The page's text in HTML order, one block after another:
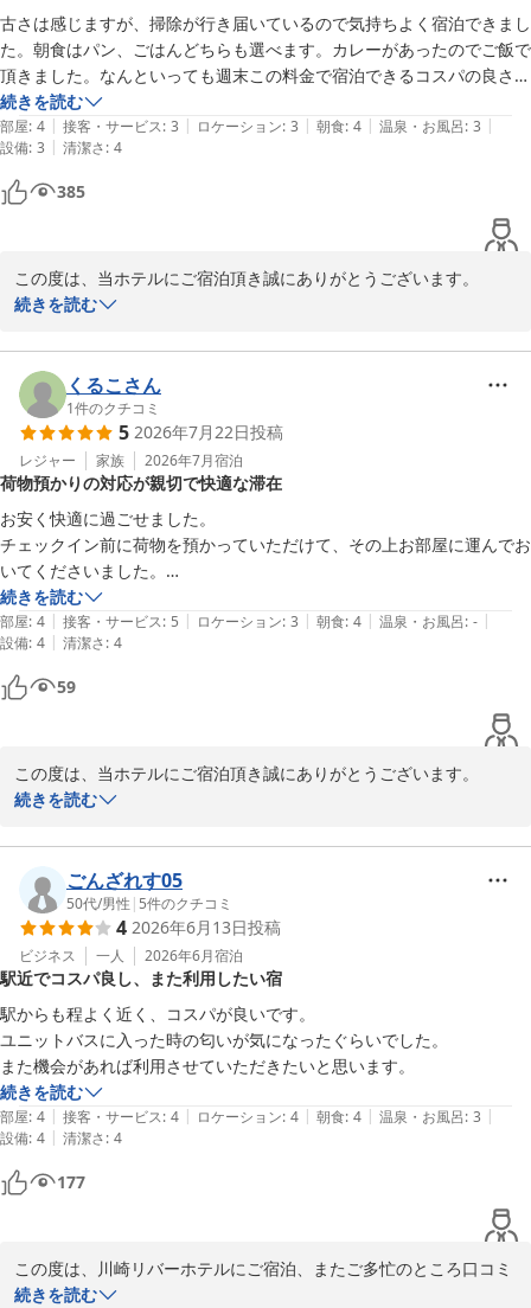
また、当スタッフに対してやサービスの朝食に関しましても有難い
お言葉を頂き、スタッフ一同喜んでおります。
これからも、お客様のご要望やご意見に沿った、サービスを提供し
て参りたいと思っています。
至らない点もあるかと思いますが、お客様の次のご来館を心よりお
2026-06-17
古さは感じますが、掃除が行き届いているので気持ちよく宿泊できまし
た。朝食はパン、ごはんどちらも選べます。カレーがあったのでご飯で
頂きました。なんといっても週末この料金で宿泊できるコスパの良さは
続きを読む
部屋: 4 | 接客・サービス: 3 | ロケーション: 3 | 朝食: 4 | 温泉・お風呂: 3 |
設備: 3 | 清潔さ: 4
385
この度は、当ホテルにご宿泊頂き誠にありがとうございます。
重ねて､口コミへのご投稿もありがとうございました。
お客様のご投稿を拝見し、快適にご宿泊された事、またコストパフ
ォーマンスが良いとの嬉しいお言葉を頂き、大変有難く思っており
ます。
これからも、リピートしたいとお客様に思って頂けるホテルを目指
し、スタッフ一同サービスの向上に努めて参ります。
お近くにお越しの際は、是非ともまた足をお運び下さい。
お客様のご来館を、心よりお待ちしております。
川崎リバーホテル
2026-05-11
続きを読む
くるこさん
1件のクチコミ
5 2026年7月22日投稿
レジャー 家族 2026年7月宿泊
荷物預かりの対応が親切で快適な滞在
お安く快適に過ごせました。
チェックイン前に荷物を預かっていただけて、その上お部屋に運んでお
いてくださいました。
ちょっと泊まるのに最適なホテルです。
またお願いします。
続きを読む
部屋: 4 | 接客・サービス: 5 | ロケーション: 3 | 朝食: 4 | 温泉・お風呂: - |
設備: 4 | 清潔さ: 4
59
この度は、当ホテルにご宿泊頂き誠にありがとうございます。
また、ご多忙中のところ口コミへのご投稿も重ねてお礼申し上げま
お客様が、ご滞在にご満足頂けたご様子を拝見し大変嬉しく存じま
す。
お客様に少しでも身軽にお楽しみ頂ける様に、お荷物のお預かりを
しております。
お役に立てたようで何よりでございます。
またお近くにお越しの際は、ぜひ足をお運び下さい。
お客様のご来館を、スタッフ一同心よりお待ちしております。
川崎リバーホテル
2026-07-23
続きを読む
ごんざれす05
50代/男性 | 5件のクチコミ
4 2026年6月13日投稿
ビジネス 一人 2026年6月宿泊
駅近でコスパ良し、また利用したい宿
駅からも程よく近く、コスパが良いです。
ユニットバスに入った時の匂いが気になったぐらいでした。
また機会があれば利用させていただきたいと思います。
続きを読む
部屋: 4 | 接客・サービス: 4 | ロケーション: 4 | 朝食: 4 | 温泉・お風呂: 3 |
設備: 4 | 清潔さ: 4
177
この度は、川崎リバーホテルにご宿泊、またご多忙のところ口コミ
へのご投稿も誠にありがとうございました。
続きを読む